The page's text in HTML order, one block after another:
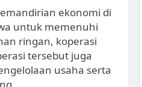
ekonomi di
untuk memenuhi
ringan, koperasi
tersebut juga
usaha serta